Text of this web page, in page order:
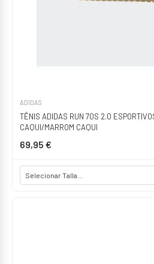
ADIDAS
TÊNIS ADIDAS RUN 70S 2.0
CAQUI/MARROM CAQUI
69,95 €